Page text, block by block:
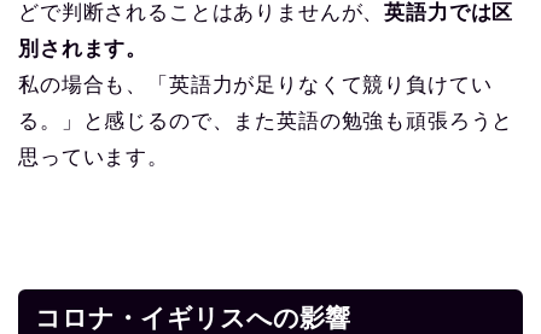
どで判断されることはありませんが、英語力では区
別されます。
私の場合も、「英語力が足りなくて競り負けてい
る。」と感じるので、また英語の勉強も頑張ろうと
思っています。
コロナ・イギリスへの影響